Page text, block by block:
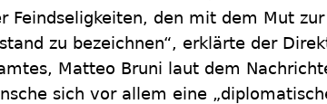
Feindseligkeiten, den mit dem Mut zur
zu bezeichnen“, erklärte der
Matteo Bruni laut dem
sich vor allem eine